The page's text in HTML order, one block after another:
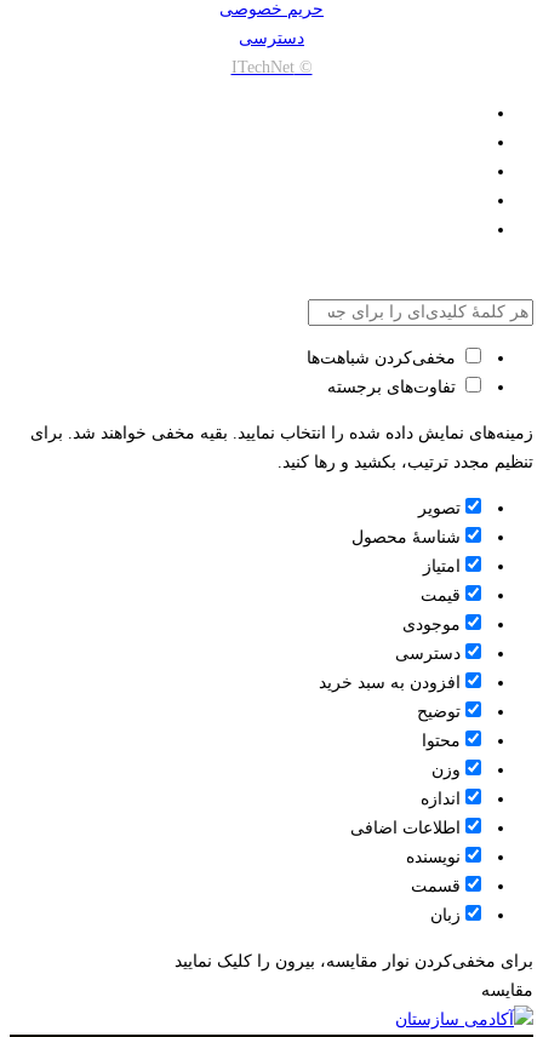
حریم خصوصی
دسترسی
© ITechNet
مخفی‌کردن شباهت‌ها
تفاوت‌های برجسته
زمینه‌های نمایش داده شده را انتخاب نمایید. بقیه مخفی خواهند شد. برای
تنظیم مجدد ترتیب، بکشید و رها کنید.
تصویر
شناسۀ محصول
امتیاز
قيمت
موجودی
دسترسی
افزودن به سبد خرید
توضیح
محتوا
وزن
اندازه
اطلاعات اضافی
نویسنده
قسمت
زبان
برای مخفی‌کردن نوار مقایسه، بیرون را کلیک نمایید
مقایسه